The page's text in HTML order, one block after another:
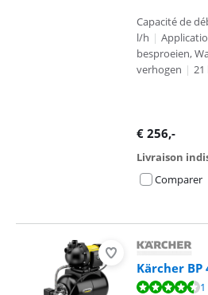
Capacité de
l/h |
besproeien,
verhogen | 21
€ 256,-
Livraison
Comparer
Kärcher BP
La note est de 9,0 sur 10, basée sur 1